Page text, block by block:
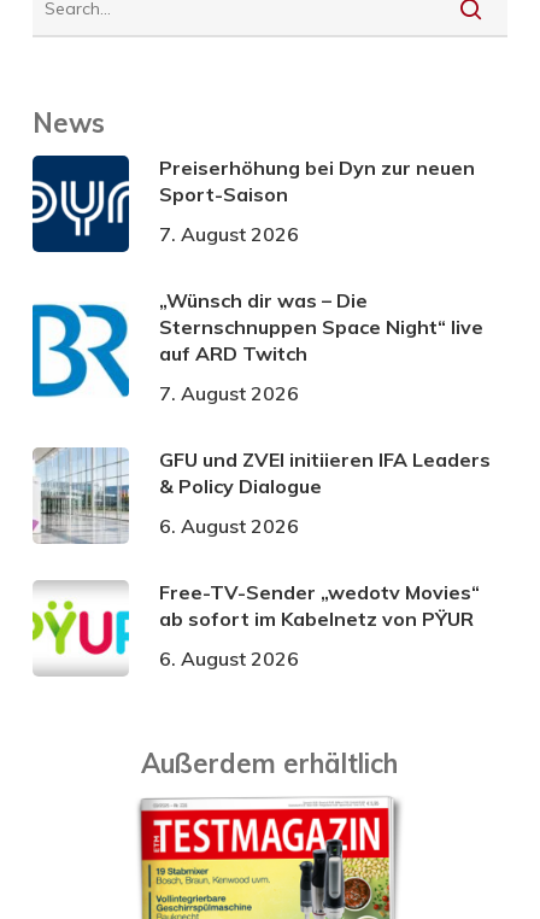
News
Preiserhöhung bei Dyn zur neuen
Sport-Saison
7. August 2026
„Wünsch dir was – Die
Sternschnuppen Space Night“ live
auf ARD Twitch
7. August 2026
GFU und ZVEI initiieren IFA Leaders
& Policy Dialogue
6. August 2026
Free-TV-Sender „wedotv Movies“
ab sofort im Kabelnetz von PŸUR
6. August 2026
Außerdem erhältlich